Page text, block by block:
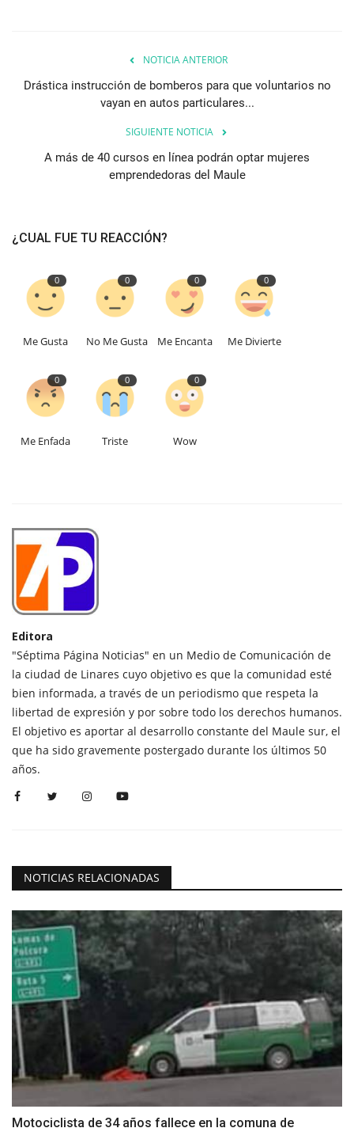
NOTICIA ANTERIOR
Drástica instrucción de bomberos para que voluntarios no
vayan en autos particulares...
SIGUIENTE NOTICIA
A más de 40 cursos en línea podrán optar mujeres
emprendedoras del Maule
¿CUAL FUE TU REACCIÓN?
0
Me Gusta
0
No Me Gusta
0
Me Encanta
0
Me Divierte
0
Me Enfada
0
Triste
0
Wow
Editora
"Séptima Página Noticias" en un Medio de Comunicación de
la ciudad de Linares cuyo objetivo es que la comunidad esté
bien informada, a través de un periodismo que respeta la
libertad de expresión y por sobre todo los derechos humanos.
El objetivo es aportar al desarrollo constante del Maule sur, el
que ha sido gravemente postergado durante los últimos 50
años.
NOTICIAS RELACIONADAS
Motociclista de 34 años fallece en la comuna de